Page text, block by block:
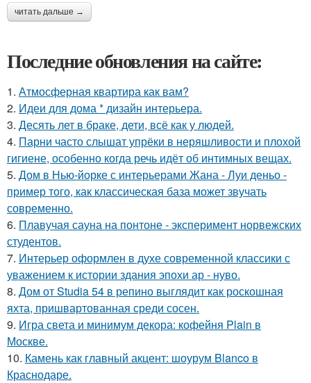
читать дальше →
Последние обновления на сайте:
1. Атмосферная квартира как вам?
2. Идеи для дома * дизайн интерьера.
3. Десять лет в браке, дети, всё как у людей.
4. Парни часто слышат упрёки в неряшливости и плохой
гигиене, особенно когда речь идёт об интимных вещах.
5. Дом в Нью-йорке с интерьерами Жана - Луи деньо -
пример того, как классическая база может звучать
современно.
6. Плавучая сауна на понтоне - эксперимент норвежских
студентов.
7. Интерьер оформлен в духе современной классики с
уважением к истории здания эпохи ар - нуво.
8. Дом от Studia 54 в репино выглядит как роскошная
яхта, пришвартованная среди сосен.
9. Игра света и минимум декора: кофейня Plain в
Москве.
10. Камень как главный акцент: шоурум Blanco в
Краснодаре.